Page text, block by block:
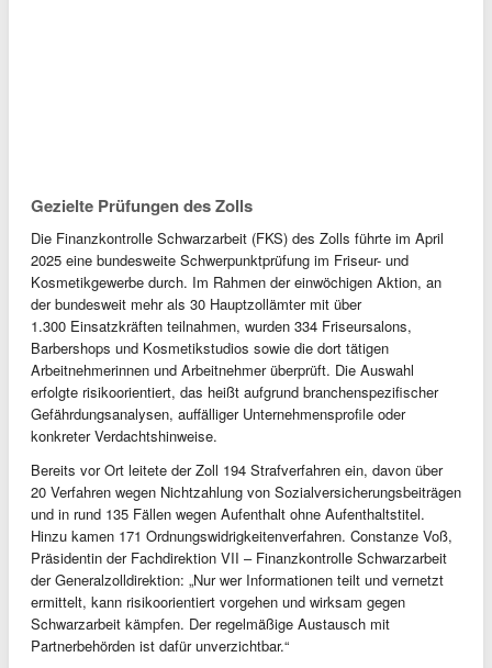
Gezielte Prüfungen des Zolls
Die Finanzkontrolle Schwarzarbeit (FKS) des Zolls führte im April
2025 eine bundesweite Schwerpunktprüfung im Friseur- und
Kosmetikgewerbe durch. Im Rahmen der einwöchigen Aktion, an
der bundesweit mehr als 30 Hauptzollämter mit über
1.300 Einsatzkräften teilnahmen, wurden 334 Friseursalons,
Barbershops und Kosmetikstudios sowie die dort tätigen
Arbeitnehmerinnen und Arbeitnehmer überprüft. Die Auswahl
erfolgte risikoorientiert, das heißt aufgrund branchenspezifischer
Gefährdungsanalysen, auffälliger Unternehmensprofile oder
konkreter Verdachtshinweise.
Bereits vor Ort leitete der Zoll 194 Strafverfahren ein, davon über
20 Verfahren wegen Nichtzahlung von Sozialversicherungsbeiträgen
und in rund 135 Fällen wegen Aufenthalt ohne Aufenthaltstitel.
Hinzu kamen 171 Ordnungswidrigkeitenverfahren. Constanze Voß,
Präsidentin der Fachdirektion VII – Finanzkontrolle Schwarzarbeit
der Generalzolldirektion: „Nur wer Informationen teilt und vernetzt
ermittelt, kann risikoorientiert vorgehen und wirksam gegen
Schwarzarbeit kämpfen. Der regelmäßige Austausch mit
Partnerbehörden ist dafür unverzichtbar.“